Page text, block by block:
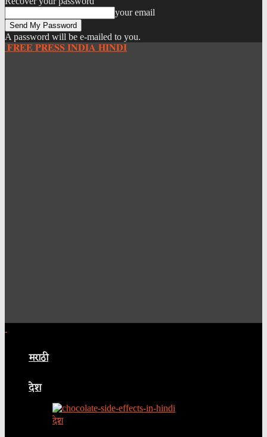
your email
A password will be e-mailed to you.
𝐅𝐑𝐄𝐄 𝐏𝐑𝐄𝐒𝐒 𝐈𝐍𝐃𝐈𝐀 𝐇𝐈𝐍𝐃𝐈
मराठी
देश
देश